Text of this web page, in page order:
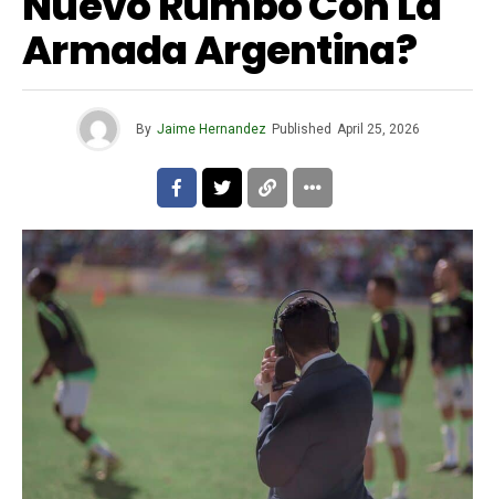
Armada Argentina?
By Jaime Hernandez Published April 25, 2026